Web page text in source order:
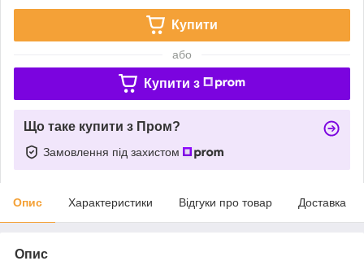
Купити
або
Купити з
Що таке купити з Пром?
Замовлення під захистом
Опис Характеристики Відгуки про товар Доставка
Опис